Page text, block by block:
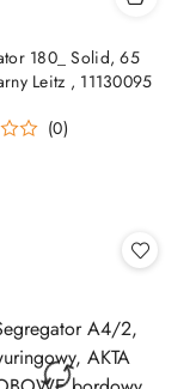
180_ Solid, 65
Leitz , 11130095
(0)